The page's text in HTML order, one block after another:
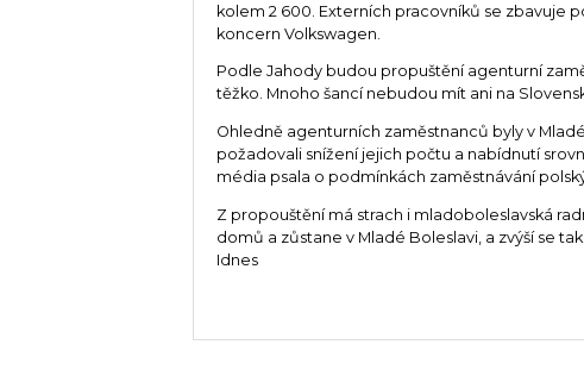
kolem 2 600. Externích pracovníků se zbavuje
koncern Volkswagen.
Podle Jahody budou propuštění agenturní
těžko. Mnoho šancí nebudou mít ani na
Ohledně agenturních zaměstnanců byly v
požadovali snížení jejich počtu a nabídnutí
média psala o podmínkách zaměstnávání
Z propouštění má strach i mladoboleslavská
domů a zůstane v Mladé Boleslavi, a zvýší se
Idnes